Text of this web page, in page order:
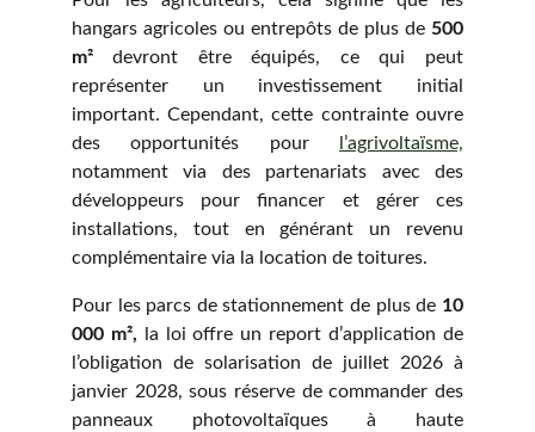
hangars agricoles ou entrepôts de plus de 500
m² devront être équipés, ce qui peut
représenter un investissement initial
important. Cependant, cette contrainte ouvre
des opportunités pour
l’agrivoltaïsme,
notamment via des partenariats avec des
développeurs pour financer et gérer ces
installations, tout en générant un revenu
complémentaire via la location de toitures.
Pour les parcs de stationnement de plus de 10
000 m², la loi offre un report d’application de
l’obligation de solarisation de juillet 2026 à
janvier 2028, sous réserve de commander des
panneaux photovoltaïques à haute